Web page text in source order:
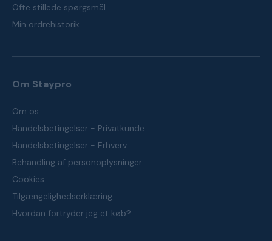
Ofte stillede spørgsmål
Min ordrehistorik
Om Staypro
Om os
Handelsbetingelser - Privatkunde
Handelsbetingelser - Erhverv
Behandling af personoplysninger
Cookies
Tilgængelighedserklæring
Hvordan fortryder jeg et køb?